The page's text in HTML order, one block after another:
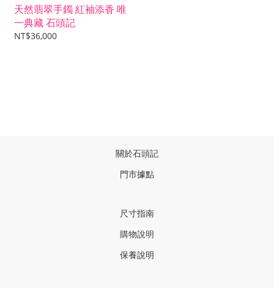
天然翡翠手鐲 紅袖添香 唯
一典藏 石頭記
NT$36,000
關於石頭記
門市據點
尺寸指南
購物說明
保養說明